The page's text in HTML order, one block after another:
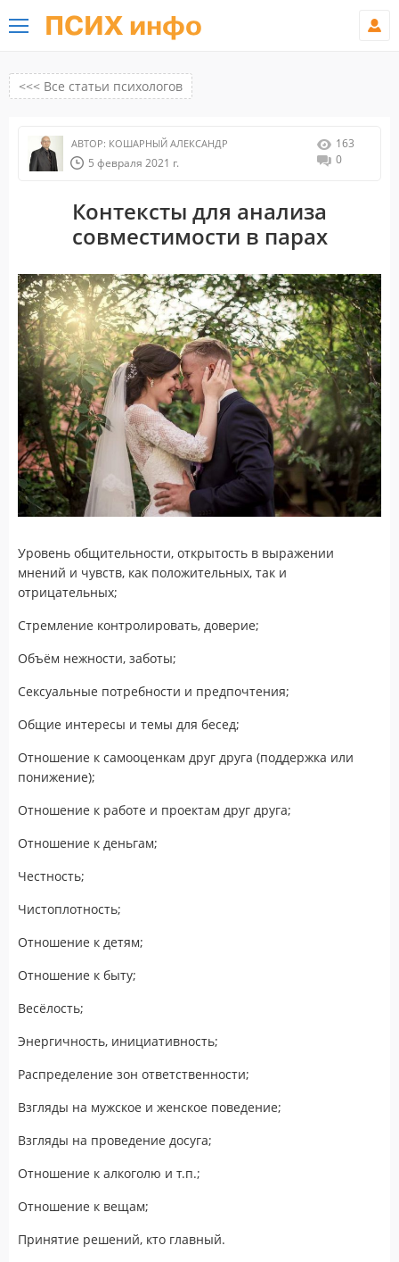
ПСИХ инфо
<<< Все статьи психологов
АВТОР: КОШАРНЫЙ АЛЕКСАНДР
5 февраля 2021 г.
163
0
Контексты для анализа
совместимости в парах
Уровень общительности, открытость в выражении
мнений и чувств, как положительных, так и
отрицательных;
Стремление контролировать, доверие;
Объём нежности, заботы;
Сексуальные потребности и предпочтения;
Общие интересы и темы для бесед;
Отношение к самооценкам друг друга (поддержка или
понижение);
Отношение к работе и проектам друг друга;
Отношение к деньгам;
Честность;
Чистоплотность;
Отношение к детям;
Отношение к быту;
Весёлость;
Энергичность, инициативность;
Распределение зон ответственности;
Взгляды на мужское и женское поведение;
Взгляды на проведение досуга;
Отношение к алкоголю и т.п.;
Отношение к вещам;
Принятие решений, кто главный.